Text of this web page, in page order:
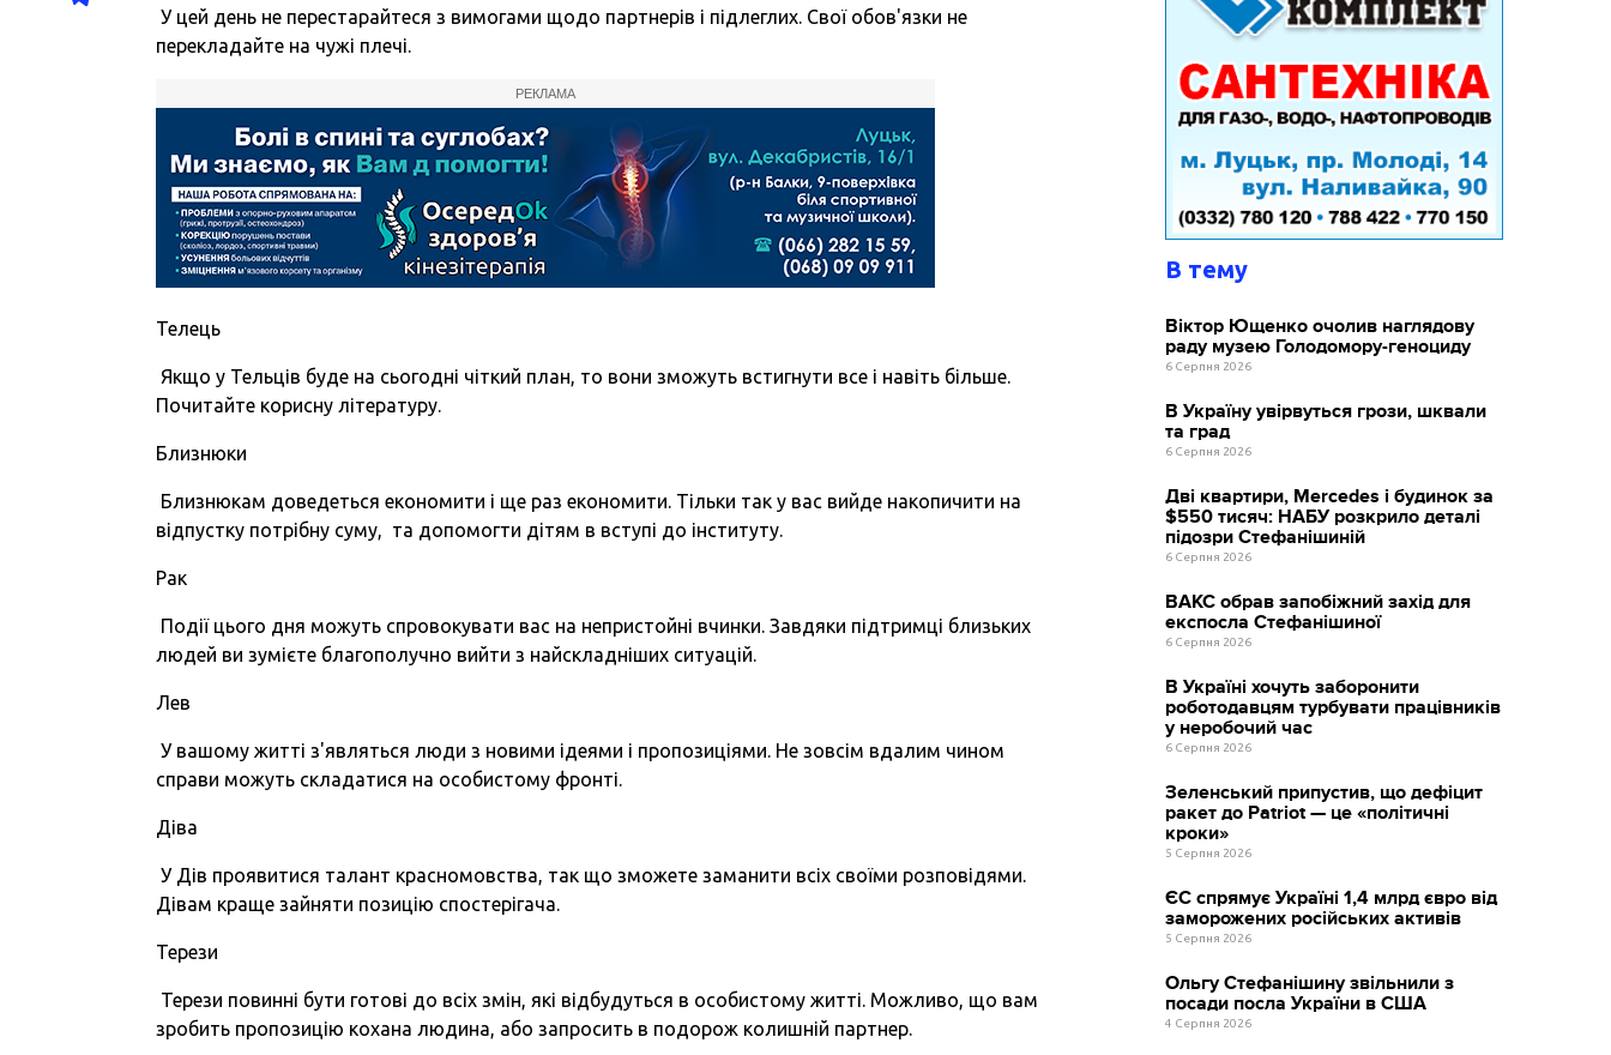
У цей день не перестарайтеся з вимогами щодо партнерів і підлеглих. Свої обов'язки не
перекладайте на чужі плечі.
РЕКЛАМА
Телець
Якщо у Тельців буде на сьогодні чіткий план, то вони зможуть встигнути все і навіть більше.
Почитайте корисну літературу.
Близнюки
Близнюкам доведеться економити і ще раз економити. Тільки так у вас вийде накопичити на
відпустку потрібну суму, та допомогти дітям в вступі до інституту.
Рак
Події цього дня можуть спровокувати вас на непристойні вчинки. Завдяки підтримці близьких
людей ви зумієте благополучно вийти з найскладніших ситуацій.
Лев
У вашому житті з'являться люди з новими ідеями і пропозиціями. Не зовсім вдалим чином
справи можуть складатися на особистому фронті.
Діва
У Дів проявитися талант красномовства, так що зможете заманити всіх своїми розповідями.
Дівам краще зайняти позицію спостерігача.
Терези
Терези повинні бути готові до всіх змін, які відбудуться в особистому житті. Можливо, що вам
зробить пропозицію кохана людина, або запросить в подорож колишній партнер.
В тему
Віктор Ющенко очолив наглядову
раду музею Голодомору-геноциду
6 Серпня 2026
В Україну увірвуться грози, шквали
та град
6 Серпня 2026
Дві квартири, Mercedes і будинок за
$550 тисяч: НАБУ розкрило деталі
підозри Стефанішиній
6 Серпня 2026
ВАКС обрав запобіжний захід для
експосла Стефанішиної
6 Серпня 2026
В Україні хочуть заборонити
роботодавцям турбувати працівників
у неробочий час
6 Серпня 2026
Зеленський припустив, що дефіцит
ракет до Patriot — це «політичні
кроки»
5 Серпня 2026
ЄС спрямує Україні 1,4 млрд євро від
заморожених російських активів
5 Серпня 2026
Ольгу Стефанішину звільнили з
посади посла України в США
4 Серпня 2026